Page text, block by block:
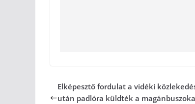
Elképesztő fordulat a vidéki
után padlóra küldték a